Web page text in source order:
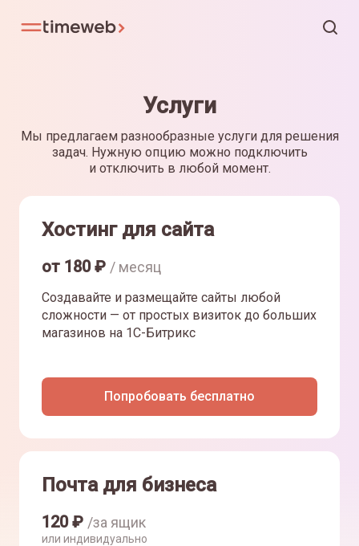
Услуги
Мы предлагаем разнообразные услуги для решения
задач. Нужную опцию можно подключить
и отключить в любой момент.
Хостинг для сайта
от 180₽ / месяц
Создавайте и размещайте сайты любой
сложности — от простых визиток до больших
магазинов на 1С-Битрикс
Попробовать бесплатно
Почта для бизнеса
120₽ /за ящик
или индивидуально